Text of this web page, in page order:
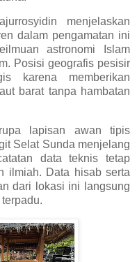
menjelaskan
dalam pengamatan ini
astronomi Islam
Posisi geografis pesisir
karena memberikan
barat tanpa hambatan
lapisan awan tipis
Selat Sunda menjelang
data teknis tetap
ilmiah. Data hisab serta
dari lokasi ini langsung